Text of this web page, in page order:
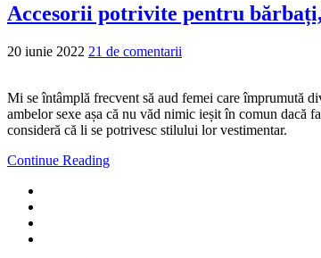
Accesorii potrivite pentru
20 iunie 2022 21 de comentarii
Mi se întâmplă frecvent să aud femei care împrumută
ambelor sexe așa că nu văd nimic ieșit în comun dacă
consideră că li se potrivesc stilului lor vestimentar.
Continue Reading